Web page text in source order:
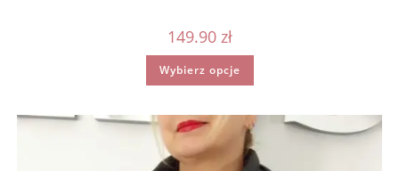
149.90 zł
Wybierz opcje
Ten
ma
Opcje
można
wybrać
na